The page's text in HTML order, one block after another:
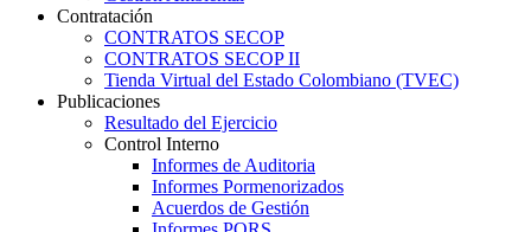
Contratación
CONTRATOS SECOP
CONTRATOS SECOP II
Tienda Virtual del Estado Colombiano (TVEC)
Publicaciones
Resultado del Ejercicio
Control Interno
Informes de Auditoria
Informes Pormenorizados
Acuerdos de Gestión